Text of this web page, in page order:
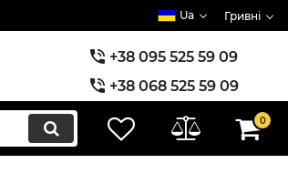
Ua Гривні
+38 095 525 59 09
+38 068 525 59 09
+38 073 525 59 09
0